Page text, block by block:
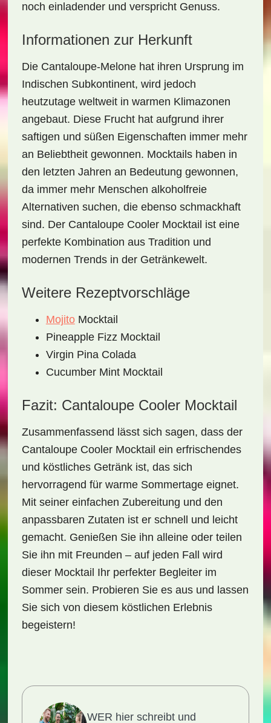
noch einladender und verspricht Genuss.
Informationen zur Herkunft
Die Cantaloupe-Melone hat ihren Ursprung im
Indischen Subkontinent, wird jedoch
heutzutage weltweit in warmen Klimazonen
angebaut. Diese Frucht hat aufgrund ihrer
saftigen und süßen Eigenschaften immer mehr
an Beliebtheit gewonnen. Mocktails haben in
den letzten Jahren an Bedeutung gewonnen,
da immer mehr Menschen alkoholfreie
Alternativen suchen, die ebenso schmackhaft
sind. Der Cantaloupe Cooler Mocktail ist eine
perfekte Kombination aus Tradition und
modernen Trends in der Getränkewelt.
Weitere Rezeptvorschläge
MojitoMocktail
Pineapple Fizz Mocktail
Virgin Pina Colada
Cucumber Mint Mocktail
Fazit: Cantaloupe Cooler Mocktail
Zusammenfassend lässt sich sagen, dass der
Cantaloupe Cooler Mocktail ein erfrischendes
und köstliches Getränk ist, das sich
hervorragend für warme Sommertage eignet.
Mit seiner einfachen Zubereitung und den
anpassbaren Zutaten ist er schnell und leicht
gemacht. Genießen Sie ihn alleine oder teilen
Sie ihn mit Freunden – auf jeden Fall wird
dieser Mocktail Ihr perfekter Begleiter im
Sommer sein. Probieren Sie es aus und lassen
Sie sich von diesem köstlichen Erlebnis
begeistern!
WER hier schreibt und